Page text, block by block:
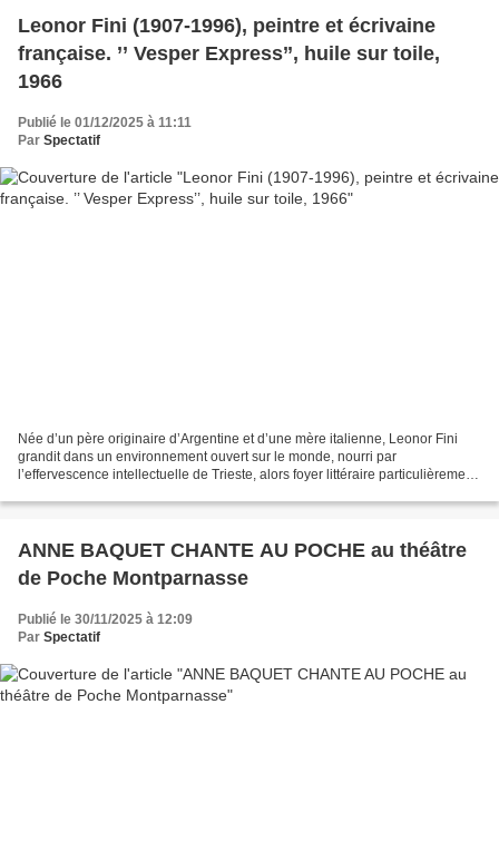
Leonor Fini (1907-1996), peintre et écrivaine
française. ’’ Vesper Express’’, huile sur toile,
1966
Publié le 01/12/2025 à 11:11
Par Spectatif
Née d’un père originaire d’Argentine et d’une mère italienne, Leonor Fini
grandit dans un environnement ouvert sur le monde, nourri par
l’effervescence intellectuelle de Trieste, alors foyer littéraire particulièrement
ANNE BAQUET CHANTE AU POCHE au théâtre
de Poche Montparnasse
Publié le 30/11/2025 à 12:09
Par Spectatif